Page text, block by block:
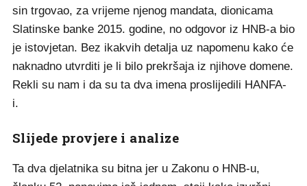
sin trgovao, za vrijeme njenog mandata, dionicama
Slatinske banke 2015. godine, no odgovor iz HNB-a bio
je istovjetan. Bez ikakvih detalja uz napomenu kako će
naknadno utvrditi je li bilo prekršaja iz njihove domene.
Rekli su nam i da su ta dva imena proslijedili HANFA-
i.
Slijede provjere i analize
Ta dva djelatnika su bitna jer u Zakonu o HNB-u,